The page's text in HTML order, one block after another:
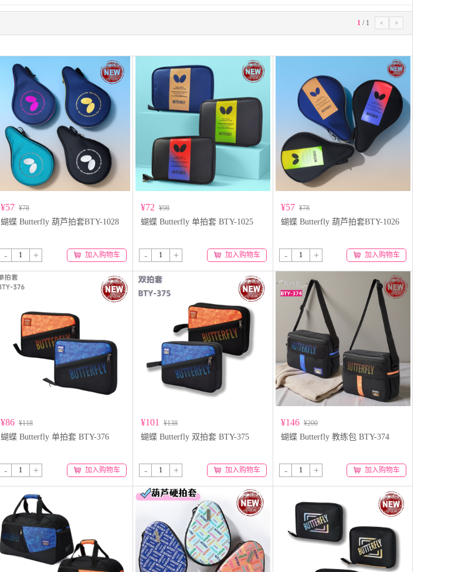
1 / 1  
¥57 ¥78
蝴蝶 Butterfly 葫芦拍套BTY-1028
- + 加入购物车
¥72 ¥98
蝴蝶 Butterfly 单拍套 BTY-1025
- + 加入购物车
¥57 ¥78
蝴蝶 Butterfly 葫芦拍套BTY-1026
- + 加入购物车
¥86 ¥118
蝴蝶 Butterfly 单拍套 BTY-376
- + 加入购物车
¥101 ¥138
蝴蝶 Butterfly 双拍套 BTY-375
- + 加入购物车
¥146 ¥200
蝴蝶 Butterfly 教练包 BTY-374
- + 加入购物车